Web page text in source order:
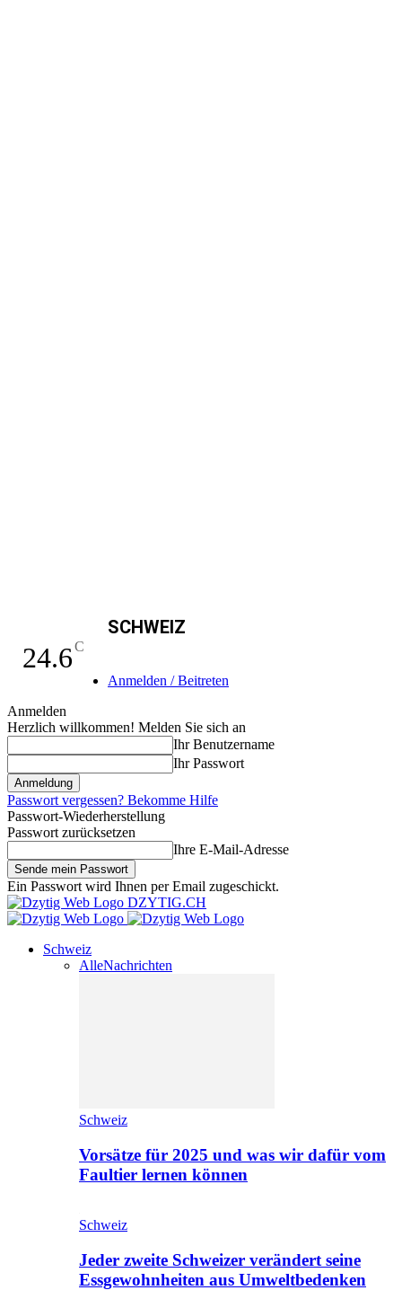
24.6C
SCHWEIZ
Anmelden / Beitreten
Anmelden
Herzlich willkommen! Melden Sie sich an
Ihr Benutzername
Ihr Passwort
Passwort vergessen? Bekomme Hilfe
Passwort-Wiederherstellung
Passwort zurücksetzen
Ihre E-Mail-Adresse
Ein Passwort wird Ihnen per Email zugeschickt.
DZYTIG.CH
Schweiz
AlleNachrichten
Schweiz
Vorsätze für 2025 und was wir dafür vom
Faultier lernen können
Schweiz
Jeder zweite Schweizer verändert seine
Essgewohnheiten aus Umweltbedenken